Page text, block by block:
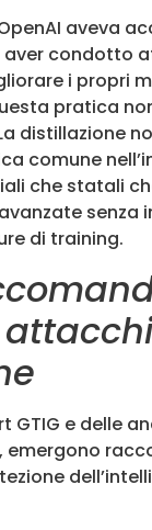
aveva
aver condotto
i propri
pratica
distillazione
comune
che statali
senza
di training.
GTIG e delle
emergono